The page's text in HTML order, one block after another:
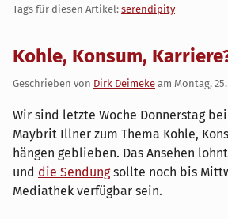
Tags für diesen Artikel: serendipity
Kohle, Konsum,
Geschrieben von Dirk Deimeke am Montag,
Wir sind letzte Woche Donnerstag
Maybrit Illner zum Thema Kohle,
hängen geblieben. Das Ansehen
und die Sendungsollte noch bis
Mediathek verfügbar sein.